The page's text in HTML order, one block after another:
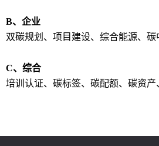
B、企业
双碳规划、项目建设、综合能源、碳
C、综合
培训认证、碳标签、碳配额、碳资产